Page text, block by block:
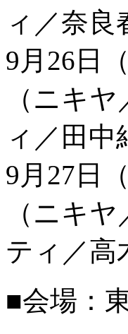
ィ／奈良
9月26日
（ニキ
ィ／田中
9月27日
（ニキ
ティ／高
■会場：